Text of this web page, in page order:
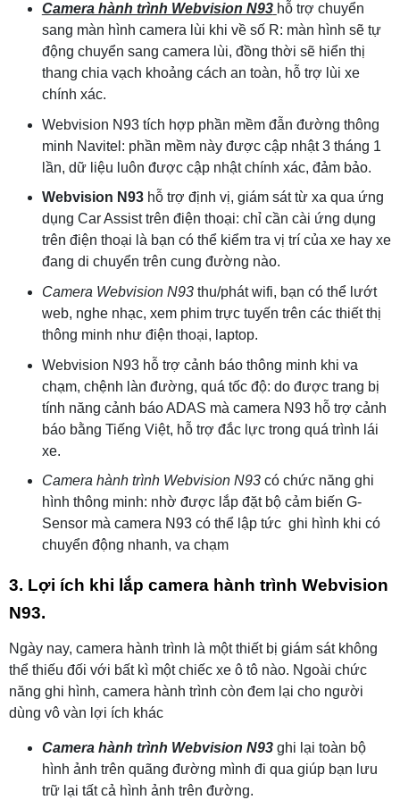
Camera hành trình Webvision N93 hỗ trợ chuyển
sang màn hình camera lùi khi về số R: màn hình sẽ tự
động chuyển sang camera lùi, đồng thời sẽ hiển thị
thang chia vạch khoảng cách an toàn, hỗ trợ lùi xe
chính xác.
Webvision N93 tích hợp phần mềm đẫn đường thông
minh Navitel: phần mềm này được cập nhật 3 tháng 1
lần, dữ liệu luôn được cập nhật chính xác, đảm bảo.
Webvision N93hỗ trợ định vị, giám sát từ xa qua ứng
dụng Car Assist trên điện thoại: chỉ cần cài ứng dụng
trên điện thoại là bạn có thể kiểm tra vị trí của xe hay xe
đang di chuyển trên cung đường nào.
Camera Webvision N93thu/phát wifi, bạn có thể lướt
web, nghe nhạc, xem phim trực tuyến trên các thiết thị
thông minh như điện thoại, laptop.
Webvision N93 hỗ trợ cảnh báo thông minh khi va
chạm, chệnh làn đường, quá tốc độ: do được trang bị
tính năng cảnh báo ADAS mà camera N93 hỗ trợ cảnh
báo bằng Tiếng Việt, hỗ trợ đắc lực trong quá trình lái
xe.
Camera hành trình Webvision N93có chức năng ghi
hình thông minh: nhờ được lắp đặt bộ cảm biến G-
Sensor mà camera N93 có thể lập tức ghi hình khi có
chuyển động nhanh, va chạm
3. Lợi ích khi lắp camera hành trình Webvision
N93.
Ngày nay, camera hành trình là một thiết bị giám sát không
thể thiếu đối với bất kì một chiếc xe ô tô nào. Ngoài chức
năng ghi hình, camera hành trình còn đem lại cho người
dùng vô vàn lợi ích khác
Camera hành trình Webvision N93ghi lại toàn bộ
hình ảnh trên quãng đường mình đi qua giúp bạn lưu
trữ lại tất cả hình ảnh trên đường.